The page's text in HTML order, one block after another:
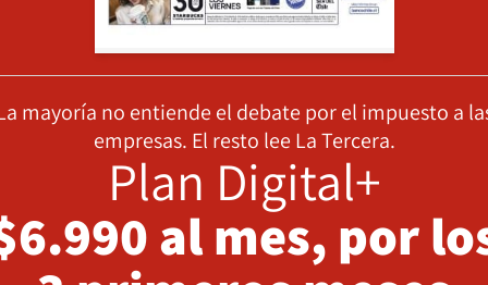
mayoría no entiende el debate por el impuesto a
empresas. El resto lee La Tercera.
Plan Digital+
al mes, por